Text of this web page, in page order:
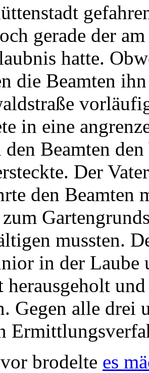
gerade der
hatte.
die Beamten
in eine
den Beamten
Der
den Beamten
mussten.
in der
herausgeholt
Gegen alle drei
brodelte es